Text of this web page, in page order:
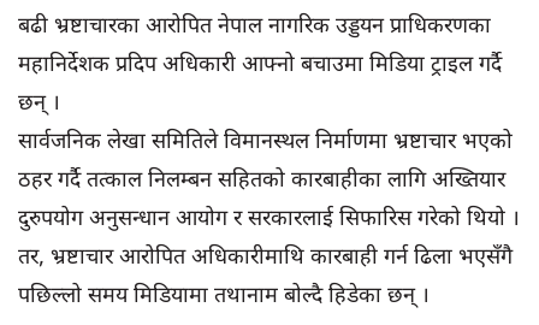
बढी भ्रष्टाचारका आरोपित नेपाल नागरिक उड्डयन प्राधिकरणका
महानिर्देशक प्रदिप अधिकारी आफ्नो बचाउमा मिडिया ट्राइल गर्दै
छन् ।
सार्वजनिक लेखा समितिले विमानस्थल निर्माणमा भ्रष्टाचार भएको
ठहर गर्दै तत्काल निलम्बन सहितको कारबाहीका लागि अख्तियार
दुरुपयोग अनुसन्धान आयोग र सरकारलाई सिफारिस गरेको थियो ।
तर, भ्रष्टाचार आरोपित अधिकारीमाथि कारबाही गर्न ढिला भएसँगै
पछिल्लो समय मिडियामा तथानाम बोल्दै हिडेका छन् ।